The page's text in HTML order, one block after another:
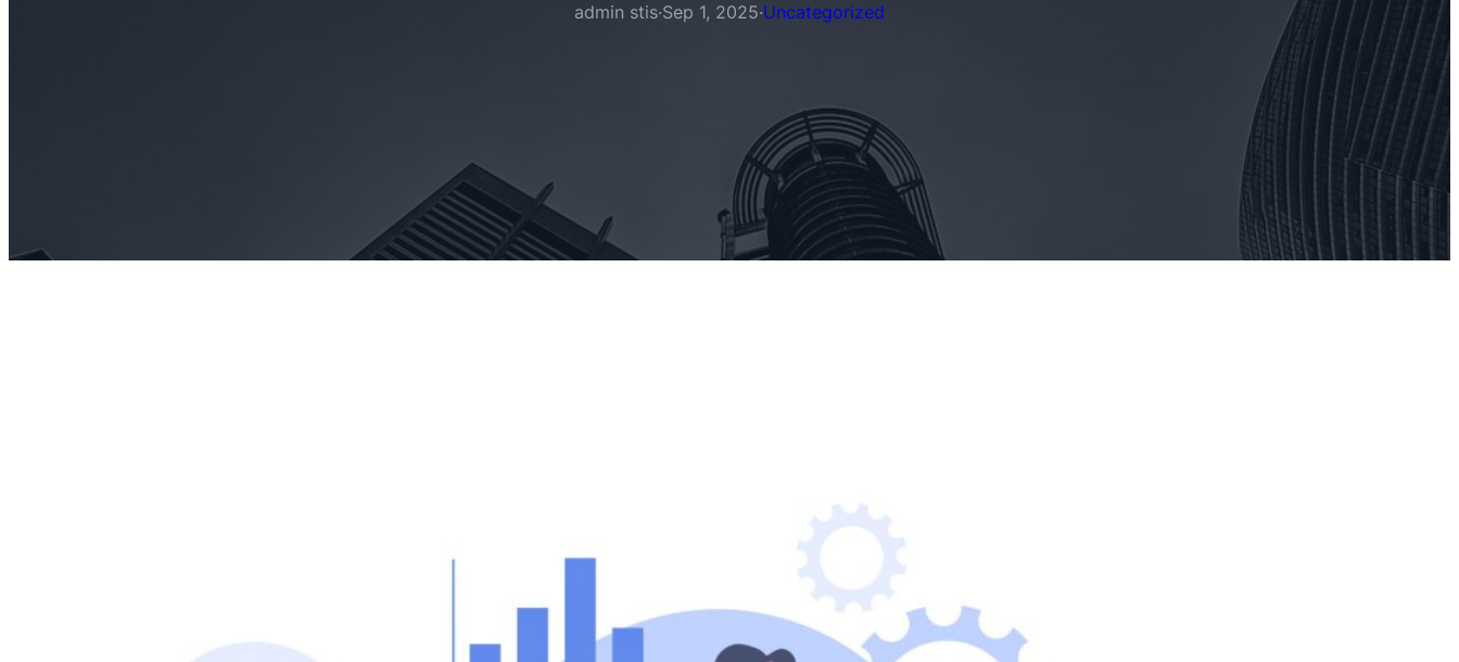
admin stis·Sep 1, 2025·Uncategorized